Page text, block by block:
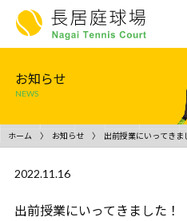
お知らせ
NEWS
ホーム お知らせ 出前授業にいってきま
2022.11.16
出前授業にいってきました！